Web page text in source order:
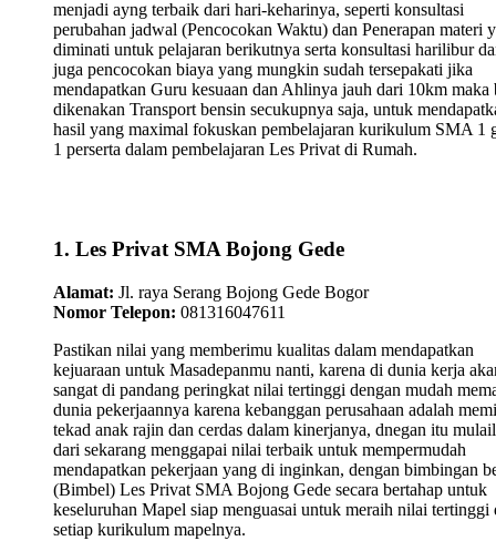
menjadi ayng terbaik dari hari-keharinya, seperti konsultasi
perubahan jadwal (Pencocokan Waktu) dan Penerapan materi
diminati untuk pelajaran berikutnya serta konsultasi harilibur
juga pencocokan biaya yang mungkin sudah tersepakati jika
mendapatkan Guru kesuaan dan Ahlinya jauh dari 10km maka
dikenakan Transport bensin secukupnya saja, untuk
hasil yang maximal fokuskan pembelajaran kurikulum SMA 1
1 perserta dalam pembelajaran Les Privat di Rumah.
1. Les Privat SMA Bojong Gede
Alamat: Jl. raya Serang Bojong Gede Bogor
Nomor Telepon: 081316047611
Pastikan nilai yang memberimu kualitas dalam mendapatkan
kejuaraan untuk Masadepanmu nanti, karena di dunia kerja
sangat di pandang peringkat nilai tertinggi dengan mudah
dunia pekerjaannya karena kebanggan perusahaan adalah
tekad anak rajin dan cerdas dalam kinerjanya, dnegan itu
dari sekarang menggapai nilai terbaik untuk mempermudah
mendapatkan pekerjaan yang di inginkan, dengan bimbingan
(Bimbel) Les Privat SMA Bojong Gede secara bertahap untuk
keseluruhan Mapel siap menguasai untuk meraih nilai tertinggi
setiap kurikulum mapelnya.